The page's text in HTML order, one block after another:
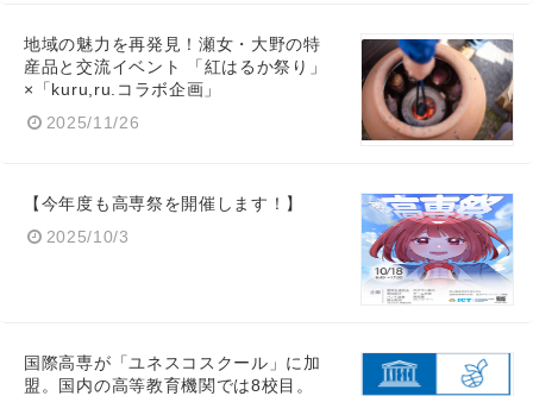
地域の魅力を再発見！瀬女・大野の特
産品と交流イベント 「紅はるか祭り」
×「kuru,ru.コラボ企画」
2025/11/26
【今年度も高専祭を開催します！】
2025/10/3
国際高専が「ユネスコスクール」に加
盟。国内の高等教育機関では8校目。